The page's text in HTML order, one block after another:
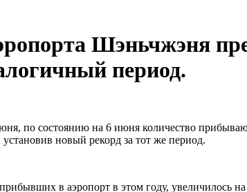
Шэньчжэня
период.
по состоянию на 6 июня количество
новый рекорд за тот же период.
в аэропорт в этом году,